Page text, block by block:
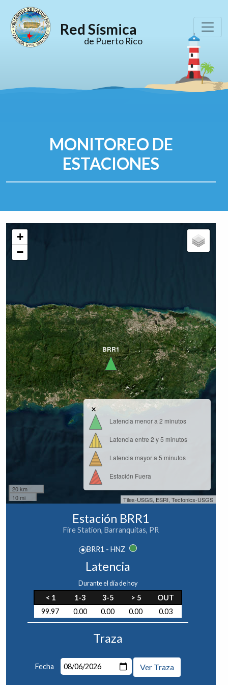
Red Sísmica
de Puerto Rico
MONITOREO DE
ESTACIONES
BRR1
+
−
20 km
10 mi
×
Latencia menor a 2 minutos
Latencia entre 2 y 5 minutos
Latencia mayor a 5 minutos
Estación Fuera
Tiles-USGS, ESRI, Tectonics-USGS
Estación BRR1
Fire Station, Barranquitas, PR
BRR1 - HNZ
Latencia
Durante el día de hoy
< 1 1-3 3-5 > 5
OUT
99.97
0.00 0.00 0.00 0.03
Traza
Fecha Ver Traza